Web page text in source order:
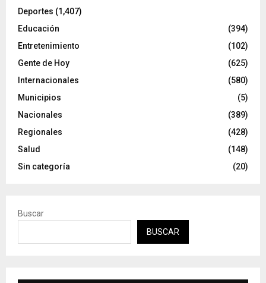
Deportes (1,407)
Educación
(394)
Entretenimiento
(102)
Gente de Hoy
(625)
Internacionales
(580)
Municipios
(5)
Nacionales
(389)
Regionales
(428)
Salud
(148)
Sin categoría
(20)
Buscar
BUSCAR